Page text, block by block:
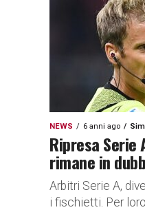
NEWS 6 anni ago
Ripresa Serie
rimane in
Arbitri Serie A,
i fischietti. Per